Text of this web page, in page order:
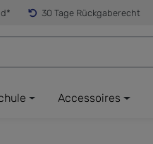
30 Tage Rückgaberecht
Accessoires